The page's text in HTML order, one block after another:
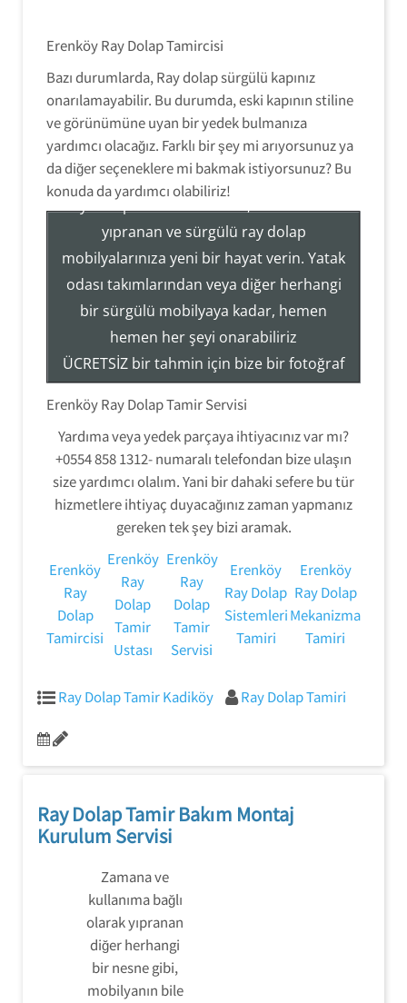
Erenköy Ray Dolap Tamircisi
Bazı durumlarda, Ray dolap sürgülü kapınız
onarılamayabilir. Bu durumda, eski kapının stiline
ve görünümüne uyan bir yedek bulmanıza
yardımcı olacağız. Farklı bir şey mi arıyorsunuz ya
da diğer seçeneklere mi bakmak istiyorsunuz? Bu
konuda da yardımcı olabiliriz!
Ray Dolap Tamir Montaj Servisi
Ray Dolap Sistemleri Tamir, Hizmetleri ile
yıpranan ve sürgülü ray dolap
mobilyalarınıza yeni bir hayat verin. Yatak
odası takımlarından veya diğer herhangi
bir sürgülü mobilyaya kadar, hemen
hemen her şeyi onarabiliriz
ÜCRETSİZ bir tahmin için bize bir fotoğraf
gönderin veya hizmetlerimiz hakkında
daha fazla bilgi edinmek için (554) 858-
1312 numaralı telefondan bizi arayın.
Ray Dolap Mekanizma Sistemleri Tamir Montaj
Servisi
Erenköy Ray Dolap Tamir Servisi
Yardıma veya yedek parçaya ihtiyacınız var mı?
+0554 858 1312- numaralı telefondan bize ulaşın
size yardımcı olalım. Yani bir dahaki sefere bu tür
hizmetlere ihtiyaç duyacağınız zaman yapmanız
gereken tek şey bizi aramak.
Erenköy
Ray
Dolap
Tamircisi
Erenköy
Ray
Dolap
Tamir
Ustası
Erenköy
Ray
Dolap
Tamir
Servisi
Erenköy
Ray Dolap
Sistemleri
Tamiri
Erenköy
Ray Dolap
Mekanizma
Tamiri
Ray Dolap Tamir Kadiköy Ray Dolap Tamiri
Ray Dolap Tamir Bakım Montaj
Kurulum Servisi
Zamana ve
kullanıma bağlı
olarak yıpranan
diğer herhangi
bir nesne gibi,
mobilyanın bile